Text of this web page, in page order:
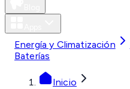
Energía y Climatización
Baterías
Inicio